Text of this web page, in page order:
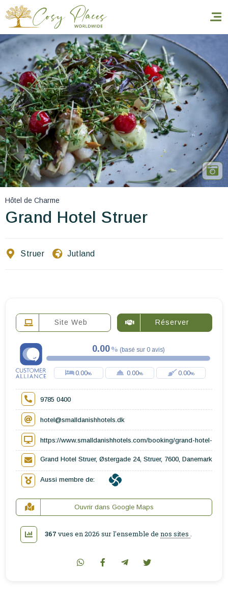
Accueil
Réserver un séjour
Nos adresses dans le monde
World’s Best Hotels
Vous faire voyager
Les séjours à thème
Hôtel de Charme
Grand Hotel Struer
Struer Jutland
Site Web Réserver
0.00 (basé sur 0 avis)
0.00 0.00 0.00
9785 0400
hotel@smalldanishhotels.dk
https://www.smalldanishhotels.com/booking/grand-hotel-
Grand Hotel Struer, Østergade 24, Struer, 7600, Danemark
Aussi membre de:
Ouvrir dans Google Maps
367 vues en 2026 sur l'ensemble de nos sites